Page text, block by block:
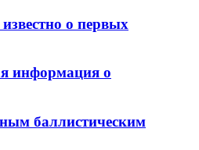
о первых
информация о
баллистическим